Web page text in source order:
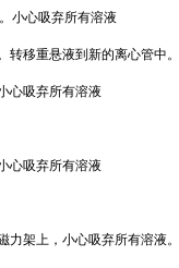
小心吸弃所有溶液
转移重悬液到新的离心管中。
心吸弃所有溶液
心吸弃所有溶液
架上，小心吸弃所有溶液。